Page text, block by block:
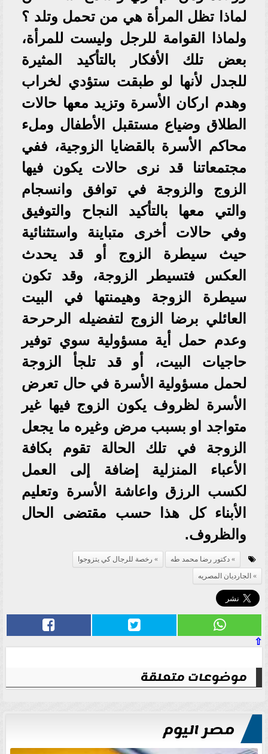
لماذا تظل المرأة هي من تحمل وتلد ؟
ولماذا القوامة للرجل وليست للمرأة،
بعض تلك الأفكار بالتأكيد المثيرة
للجدل لأنها لو طبقت ستؤدي لخراب
وهدم اركان الأسرة وتزيد معها حالات
الطلاق وضياع مستقبل الأطفال وملء
محاكم الأسرة بالقضايا الزوجية، ففي
مجتمعاتنا قد نرى حالات يكون فيها
الزوج والزوجة في توافق وانسجام
والتي معها بالتأكيد النجاح والتوفيق
وفي حالات أخرى متباينة واستثنائية
حيث سيطرة الزوج أو قد يحدث
العكس فتسيطر الزوجة، وقد تكون
سيطرة الزوجة وهيمنتها في البيت
العائلي برضا الزوج لتفضيله الرحرحة
وعدم حمل أية مسؤولية سوي توفير
حاجيات البيت، أو قد تلجأ الزوجة
لحمل مسؤولية الأسرة في حال تعرض
الأسرة لظروف يكون الزوج فيها غير
متواجد او بسبب مرض وغيره ما يجعل
الزوجة في تلك الحالة تقوم بكافة
الأعباء المنزلية إضافة إلى العمل
لكسب الرزق واعاشة الأسرة وتعليم
الأبناء كل هذا حسب مقتضى الحال
والظروف.
دكتور رضا محمد طه
رخصة للرجال كي يتزوجوا
الجارديان المصريه
⇧
موضوعات متعلقة
مصر اليوم